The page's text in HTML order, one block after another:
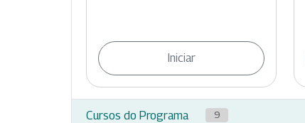
Iniciar
Cursos do Programa 9